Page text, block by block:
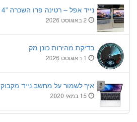
נייד אפל – רטינה פרו השכרה "14 או "16
בדיקת מהירות כונן מק
איך לשמור על מחשב נייד מקבוק